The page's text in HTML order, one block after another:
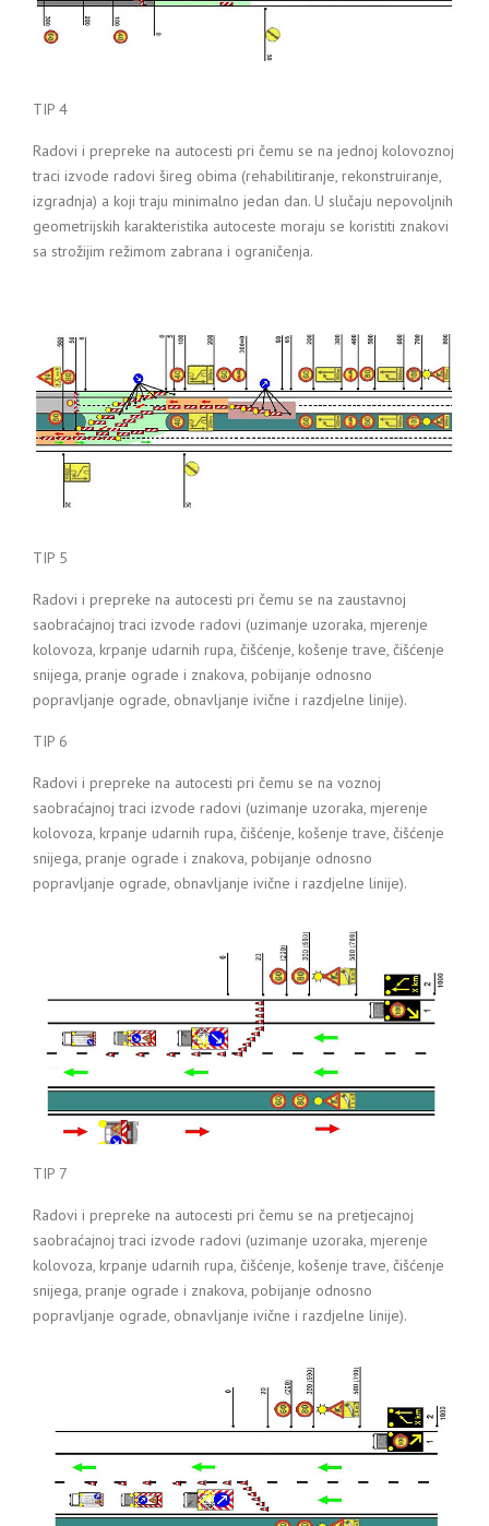
TIP 4
Radovi i prepreke na autocesti pri čemu se na jednoj kolovoznoj
traci izvode radovi šireg obima (rehabilitiranje, rekonstruiranje,
izgradnja) a koji traju minimalno jedan dan. U slučaju nepovoljnih
geometrijskih karakteristika autoceste moraju se koristiti znakovi
sa strožijim režimom zabrana i ograničenja.
TIP 5
Radovi i prepreke na autocesti pri čemu se na zaustavnoj
saobraćajnoj traci izvode radovi (uzimanje uzoraka, mjerenje
kolovoza, krpanje udarnih rupa, čišćenje, košenje trave, čišćenje
snijega, pranje ograde i znakova, pobijanje odnosno
popravljanje ograde, obnavljanje ivične i razdjelne linije).
TIP 6
Radovi i prepreke na autocesti pri čemu se na voznoj
saobraćajnoj traci izvode radovi (uzimanje uzoraka, mjerenje
kolovoza, krpanje udarnih rupa, čišćenje, košenje trave, čišćenje
snijega, pranje ograde i znakova, pobijanje odnosno
popravljanje ograde, obnavljanje ivične i razdjelne linije).
TIP 7
Radovi i prepreke na autocesti pri čemu se na pretjecajnoj
saobraćajnoj traci izvode radovi (uzimanje uzoraka, mjerenje
kolovoza, krpanje udarnih rupa, čišćenje, košenje trave, čišćenje
snijega, pranje ograde i znakova, pobijanje odnosno
popravljanje ograde, obnavljanje ivične i razdjelne linije).